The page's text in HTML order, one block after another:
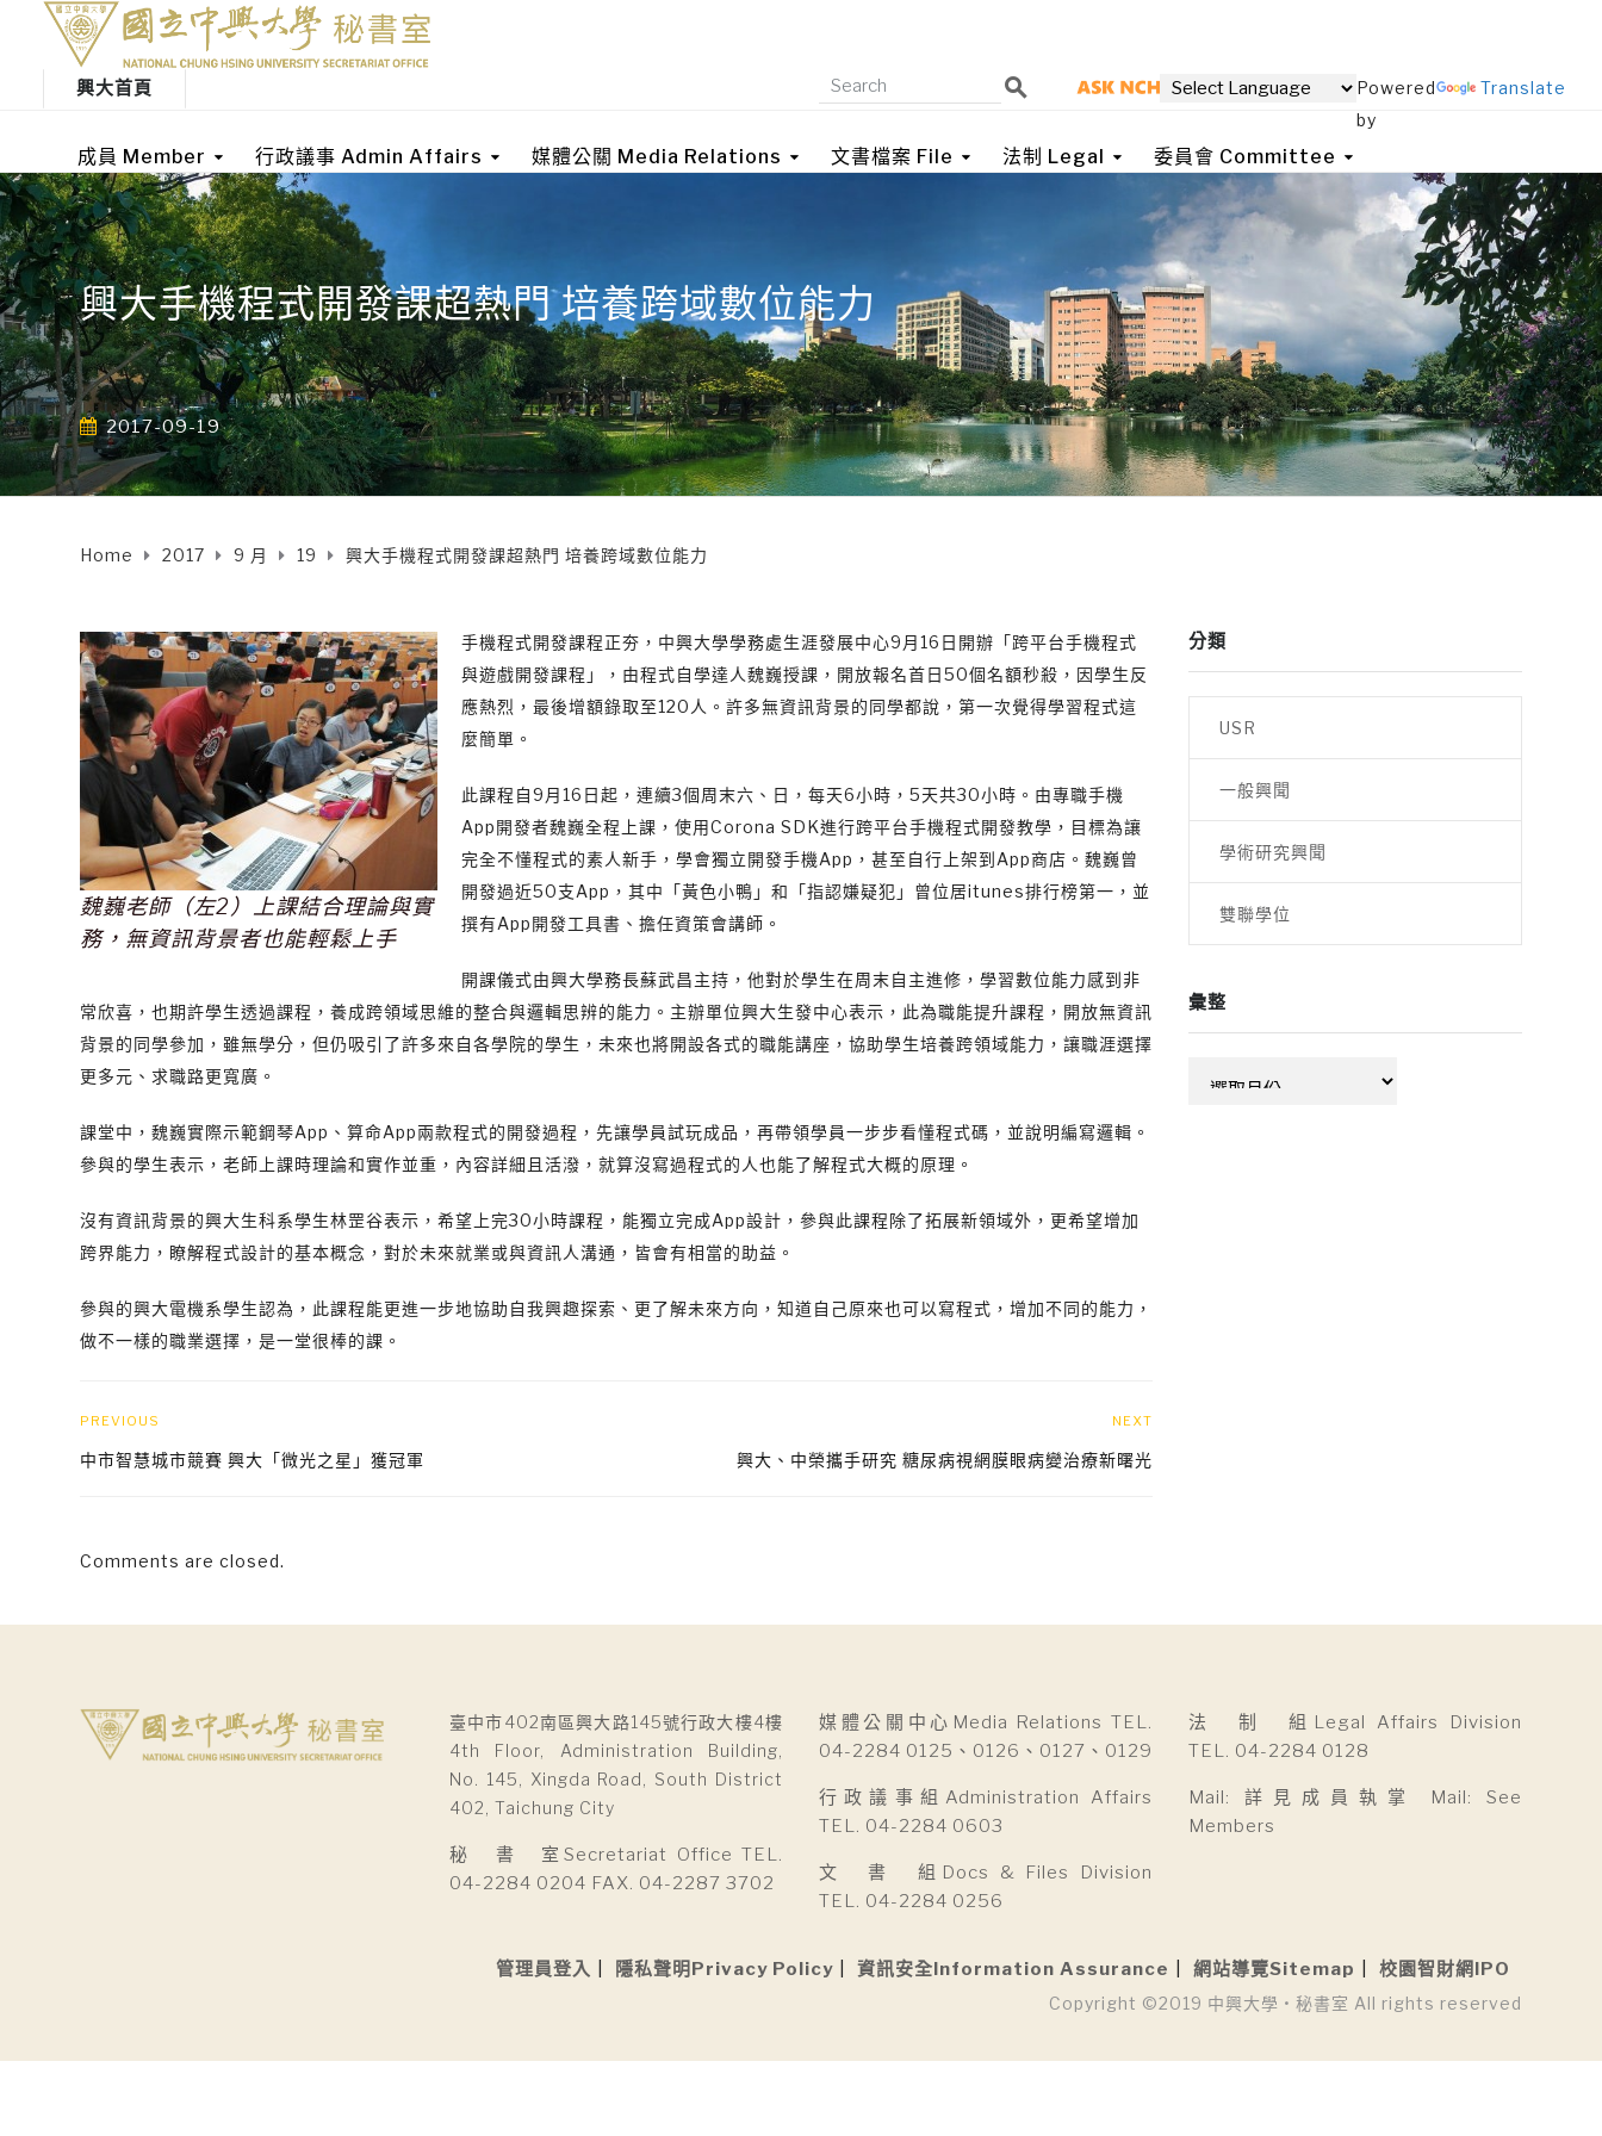
興大首頁
Powered
by
Translate
成員 Member 行政議事 Admin Affairs 媒體公關 Media Relations 文書檔案 File 法制 Legal 委員會 Committee
興大手機程式開發課超熱門 培養跨域數位能力
2017-09-19
Home 2017 9 月 19 興大手機程式開發課超熱門 培養跨域數位能力
魏巍老師（左2）上課結合理論與實
務，無資訊背景者也能輕鬆上手
手機程式開發課程正夯，中興大學學務處生涯發展中心9月16日開辦「跨平台手機程式
與遊戲開發課程」，由程式自學達人魏巍授課，開放報名首日50個名額秒殺，因學生反
應熱烈，最後增額錄取至120人。許多無資訊背景的同學都說，第一次覺得學習程式這
麼簡單。
此課程自9月16日起，連續3個周末六、日，每天6小時，5天共30小時。由專職手機
App開發者魏巍全程上課，使用Corona SDK進行跨平台手機程式開發教學，目標為讓
完全不懂程式的素人新手，學會獨立開發手機App，甚至自行上架到App商店。魏巍曾
開發過近50支App，其中「黃色小鴨」和「指認嫌疑犯」曾位居itunes排行榜第一，並
撰有App開發工具書、擔任資策會講師。
開課儀式由興大學務長蘇武昌主持，他對於學生在周末自主進修，學習數位能力感到非
常欣喜，也期許學生透過課程，養成跨領域思維的整合與邏輯思辨的能力。主辦單位興大生發中心表示，此為職能提升課程，開放無資訊
背景的同學參加，雖無學分，但仍吸引了許多來自各學院的學生，未來也將開設各式的職能講座，協助學生培養跨領域能力，讓職涯選擇
更多元、求職路更寬廣。
課堂中，魏巍實際示範鋼琴App、算命App兩款程式的開發過程，先讓學員試玩成品，再帶領學員一步步看懂程式碼，並說明編寫邏輯。
參與的學生表示，老師上課時理論和實作並重，內容詳細且活潑，就算沒寫過程式的人也能了解程式大概的原理。
沒有資訊背景的興大生科系學生林罡谷表示，希望上完30小時課程，能獨立完成App設計，參與此課程除了拓展新領域外，更希望增加
跨界能力，瞭解程式設計的基本概念，對於未來就業或與資訊人溝通，皆會有相當的助益。
參與的興大電機系學生認為，此課程能更進一步地協助自我興趣探索、更了解未來方向，知道自己原來也可以寫程式，增加不同的能力，
做不一樣的職業選擇，是一堂很棒的課。
PREVIOUS
中市智慧城市競賽 興大「微光之星」獲冠軍
NEXT
興大、中榮攜手研究 糖尿病視網膜眼病變治療新曙光
Comments are closed.
分類
USR
一般興聞
學術研究興聞
雙聯學位
彙整
臺中市402南區興大路145號行政大樓4樓
4th Floor, Administration Building,
No. 145, Xingda Road, South District
402, Taichung City
秘 書 室Secretariat Office TEL.
04-2284 0204 FAX. 04-2287 3702
媒體公關中心Media Relations TEL.
04-2284 0125、0126、0127、0129
行政議事組Administration Affairs
TEL. 04-2284 0603
文 書 組Docs & Files Division
TEL. 04-2284 0256
法 制 組Legal Affairs Division
TEL. 04-2284 0128
Mail: 詳見成員執掌 Mail: See
Members
管理員登入 隱私聲明Privacy Policy 資訊安全Information Assurance 網站導覽Sitemap 校園智財網IPO
Copyright ©2019 中興大學 • 秘書室 All rights reserved